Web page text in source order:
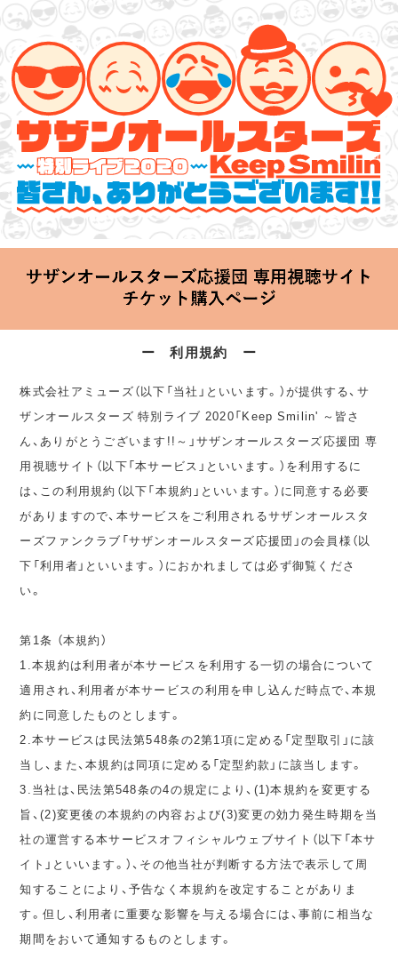
サザンオールスターズ 特別ライブ 2020
2020.06.25 Thu 20:00 Start at 横浜アリーナ
ー 利用規約 ー
株式会社アミューズ（以下「当社」といいます。）が提供する、サ
ザンオールスターズ 特別ライブ 2020「Keep Smilin' ～皆さ
ん、ありがとうございます!!～」サザンオールスターズ応援団 専
用視聴サイト（以下「本サービス」といいます。）を利用するに
は、この利用規約（以下「本規約」といいます。）に同意する必要
がありますので、本サービスをご利用されるサザンオールスタ
ーズファンクラブ「サザンオールスターズ応援団」の会員様（以
下「利用者」といいます。）におかれましては必ず御覧くださ
い。
第1条 （本規約）
1.本規約は利用者が本サービスを利用する一切の場合について
適用され、利用者が本サービスの利用を申し込んだ時点で、本規
約に同意したものとします。
2.本サービスは民法第548条の2第1項に定める「定型取引」に該
当し、また、本規約は同項に定める「定型約款」に該当します。
3.当社は、民法第548条の4の規定により、(1)本規約を変更する
旨、(2)変更後の本規約の内容および(3)変更の効力発生時期を当
社の運営する本サービスオフィシャルウェブサイト（以下「本サ
イト」といいます。）、その他当社が判断する方法で表示して周
知することにより、予告なく本規約を改定することがありま
す。但し、利用者に重要な影響を与える場合には、事前に相当な
期間をおいて通知するものとします。